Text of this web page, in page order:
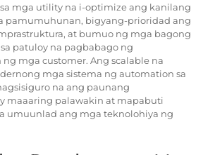
mga utility na i-optimize ang kanilang
pamumuhunan, bigyang-prioridad ang
at bumuo ng mga bagong
patuloy na pagbabago ng
mga customer. Ang scalable na
mga sistema ng automation sa
na ang paunang
maaaring palawakin at mapabuti
umuunlad ang mga teknolohiya ng